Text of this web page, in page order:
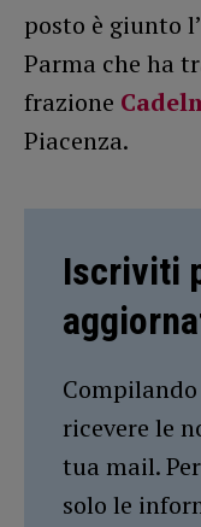
posto è giunto
Parma che ha
frazione
Piacenza.
Iscriviti
ricevere le
tua mail.
solo le